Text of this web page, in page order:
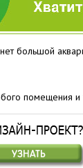
большой